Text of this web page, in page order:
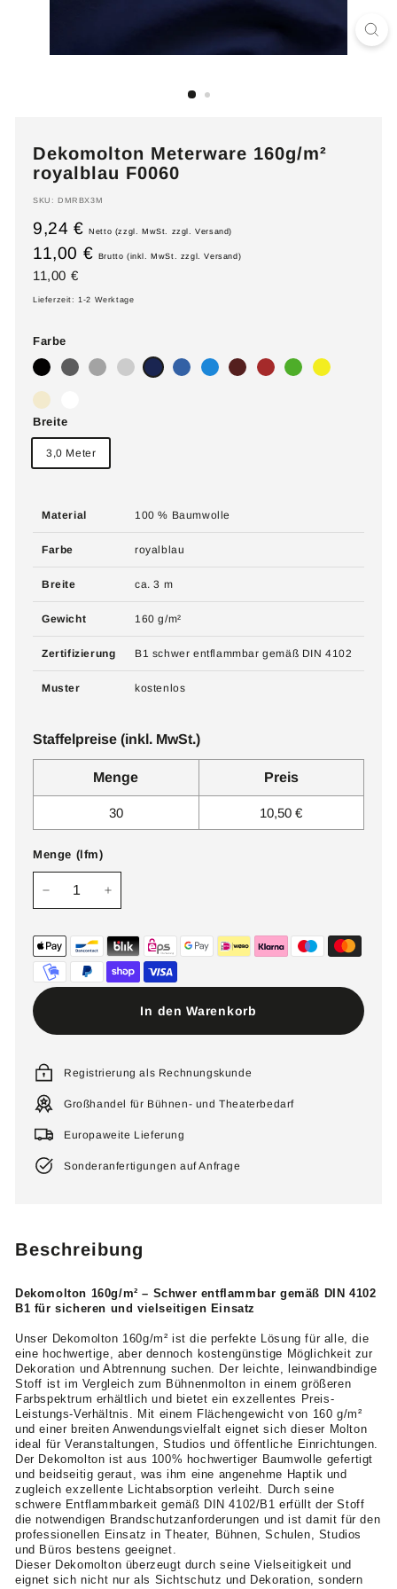
Dekomolton Meterware 160g/m²
royalblau F0060
SKU: DMRBX3M
9,24 €Netto (zzgl. MwSt. zzgl. Versand)
11,00 € Brutto (inkl. MwSt. zzgl. Versand)
Normaler
11,00 €11,00
€
Lieferzeit: 1-2 Werktage
Farbe
Breite
3,0 Meter
Material 100 % Baumwolle
Farbe royalblau
Breite ca. 3 m
Gewicht 160 g/m²
Zertifizierung B1 schwer entflammbar gemäß DIN 4102
Muster kostenlos
Staffelpreise (inkl. MwSt.)
Menge Preis
30 10,50 €
Menge (lfm)
In den Warenkorb
Registrierung als Rechnungskunde
Großhandel für Bühnen- und Theaterbedarf
Europaweite Lieferung
Sonderanfertigungen auf Anfrage
Beschreibung
Dekomolton 160g/m² – Schwer entflammbar gemäß DIN 4102
B1 für sicheren und vielseitigen Einsatz
Unser Dekomolton 160g/m² ist die perfekte Lösung für alle, die
eine hochwertige, aber dennoch kostengünstige Möglichkeit zur
Dekoration und Abtrennung suchen. Der leichte, leinwandbindige
Stoff ist im Vergleich zum Bühnenmolton in einem größeren
Farbspektrum erhältlich und bietet ein exzellentes Preis-
Leistungs-Verhältnis. Mit einem Flächengewicht von 160 g/m²
und einer breiten Anwendungsvielfalt eignet sich dieser Molton
ideal für Veranstaltungen, Studios und öffentliche Einrichtungen.
Der Dekomolton ist aus 100% hochwertiger Baumwolle gefertigt
und beidseitig geraut, was ihm eine angenehme Haptik und
zugleich exzellente Lichtabsorption verleiht. Durch seine
schwere Entflammbarkeit gemäß DIN 4102/B1 erfüllt der Stoff
die notwendigen Brandschutzanforderungen und ist damit für den
professionellen Einsatz in Theater, Bühnen, Schulen, Studios
und Büros bestens geeignet.
Dieser Dekomolton überzeugt durch seine Vielseitigkeit und
eignet sich nicht nur als Sichtschutz und Dekoration, sondern